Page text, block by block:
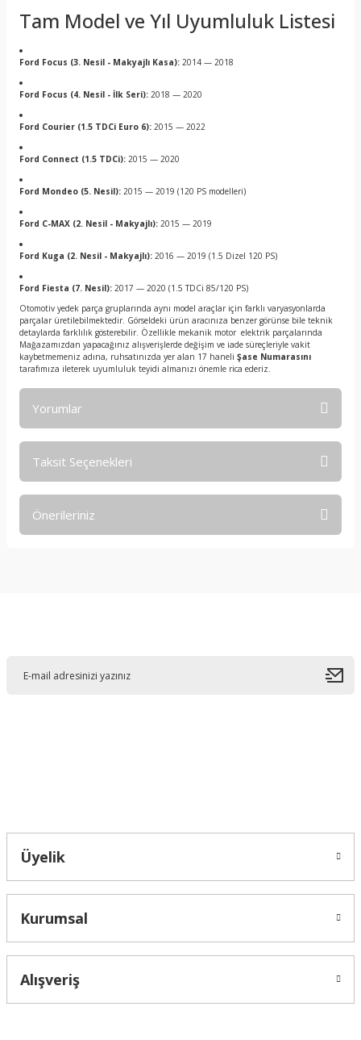
Tam Model ve Yıl Uyumluluk Listesi
Ford Focus (3. Nesil - Makyajlı Kasa): 2014 — 2018
Ford Focus (4. Nesil - İlk Seri): 2018 — 2020
Ford Courier (1.5 TDCi Euro 6): 2015 — 2022
Ford Connect (1.5 TDCi): 2015 — 2020
Ford Mondeo (5. Nesil): 2015 — 2019 (120 PS modelleri)
Ford C-MAX (2. Nesil - Makyajlı): 2015 — 2019
Ford Kuga (2. Nesil - Makyajlı): 2016 — 2019 (1.5 Dizel 120 PS)
Ford Fiesta (7. Nesil): 2017 — 2020 (1.5 TDCi 85/120 PS)
Otomotiv yedek parça gruplarında aynı model araçlar için farklı varyasyonlarda
parçalar üretilebilmektedir. Görseldeki ürün aracınıza benzer görünse bile teknik
detaylarda farklılık gösterebilir. Özellikle mekanik motor elektrik parçalarında
Mağazamızdan yapacağınız alışverişlerde değişim ve iade süreçleriyle vakit
kaybetmemeniz adına, ruhsatınızda yer alan 17 haneli Şase Numarasını
tarafımıza ileterek uyumluluk teyidi almanızı önemle rica ederiz.
Yorumlar
Taksit Seçenekleri
Önerileriniz
Üyelik
Kurumsal
Alışveriş